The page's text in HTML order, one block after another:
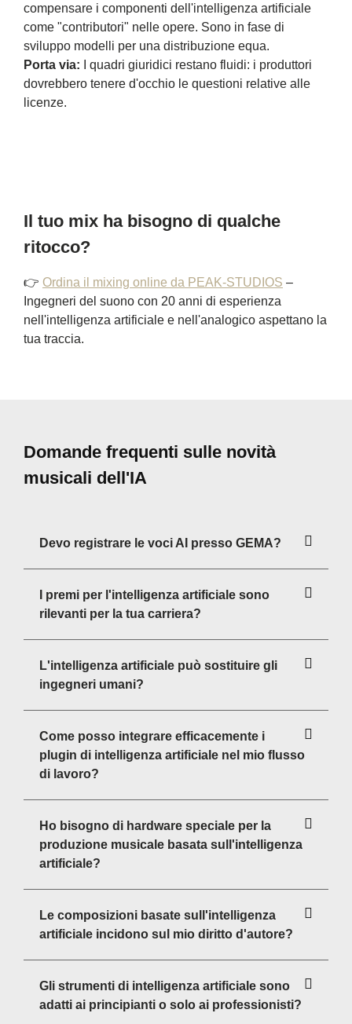
compensare i componenti dell'intelligenza artificiale
come "contributori" nelle opere. Sono in fase di
sviluppo modelli per una distribuzione equa.
Porta via: I quadri giuridici restano fluidi: i produttori
dovrebbero tenere d'occhio le questioni relative alle
licenze.
Il tuo mix ha bisogno di qualche
ritocco?
👉 Ordina il mixing online da PEAK-STUDIOS –
Ingegneri del suono con 20 anni di esperienza
nell'intelligenza artificiale e nell'analogico aspettano la
tua traccia.
Domande frequenti sulle novità
musicali dell'IA
Devo registrare le voci AI presso GEMA?
I premi per l'intelligenza artificiale sono
rilevanti per la tua carriera?
L'intelligenza artificiale può sostituire gli
ingegneri umani?
Come posso integrare efficacemente i
plugin di intelligenza artificiale nel mio flusso
di lavoro?
Ho bisogno di hardware speciale per la
produzione musicale basata sull'intelligenza
artificiale?
Le composizioni basate sull'intelligenza
artificiale incidono sul mio diritto d'autore?
Gli strumenti di intelligenza artificiale sono
adatti ai principianti o solo ai professionisti?